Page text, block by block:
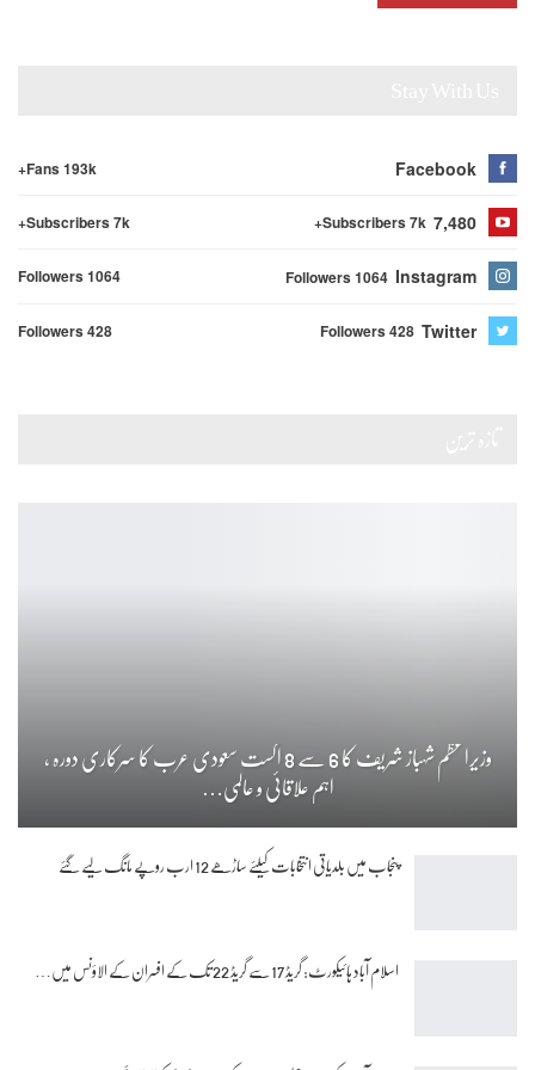
Facebook
Fans 193k+
7,480
Subscribers 7k+
Subscribers 7k+
Instagram
Followers 1064
Followers 1064
Twitter
Followers 428
Followers 428
وزیراعظم شہباز شریف کا 6 سے 8 اگست سعودی عرب کا سرکاری دورہ ،
اہم علاقائی و عالمی…
پنجاب میں بلدیاتی انتخابات کیلئے ساڑھے 12 ارب روپے مانگ لیے گئے
اسلام آباد ہائیکورٹ: گریڈ 17 سے گریڈ 22 تک کے افسران کے الاؤنس میں…